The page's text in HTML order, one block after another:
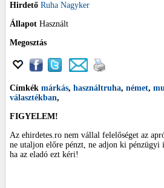
Hirdető Ruha Nagyker
Állapot Használt
Megosztás
Címkék márkás, használtruha, német,
választékban,
FIGYELEM!
Az ehirdetes.ro nem vállal felelőséget az
ne utaljon előre pénzt, ne adjon ki
ha az eladó ezt kéri!